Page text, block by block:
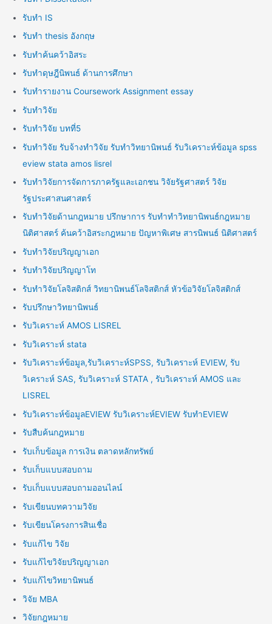
รับทำ IS
รับทำ thesis อังกฤษ
รับทำค้นคว้าอิสระ
รับทำดุษฎีนิพนธ์ ด้านการศึกษา
รับทำรายงาน Coursework Assignment essay
รับทำวิจัย
รับทำวิจัย บทที่5
รับทำวิจัย รับจ้างทำวิจัย รับทำวิทยานิพนธ์ รับวิเคราะห์ข้อมูล spss
eview stata amos lisrel
รับทำวิจัยการจัดการภาครัฐและเอกชน วิจัยรัฐศาสตร์ วิจัย
รัฐประศาสนศาสตร์
รับทำวิจัยด้านกฎหมาย ปรึกษาการ รับทำทำวิทยานิพนธ์กฎหมาย
นิติศาสตร์ ค้นคว้าอิสระกฎหมาย ปัญหาพิเศษ สารนิพนธ์ นิติศาสตร์
รับทำวิจัยปริญญาเอก
รับทำวิจัยปริญญาโท
รับทำวิจัยโลจิสติกส์ วิทยานิพนธ์โลจิสติกส์ หัวข้อวิจัยโลจิสติกส์
รับปรึกษาวิทยานิพนธ์
รับวิเคราะห์ AMOS LISREL
รับวิเคราะห์ stata
รับวิเคราะห์ข้อมูล,รับวิเคราะห์SPSS, รับวิเคราะห์ EVIEW, รับ
วิเคราะห์ SAS, รับวิเคราะห์ STATA , รับวิเคราะห์ AMOS และ
LISREL
รับวิเคราะห์ข้อมูลEVIEW รับวิเคราะห์EVIEW รับทำEVIEW
รับสืบค้นกฎหมาย
รับเก็บข้อมูล การเงิน ตลาดหลักทรัพย์
รับเก็บแบบสอบถาม
รับเก็บแบบสอบถามออนไลน์
รับเขียนบทความวิจัย
รับเขียนโครงการสินเชื่อ
รับแก้ไข วิจัย
รับแก้ไขวิจัยปริญญาเอก
รับแก้ไขวิทยานิพนธ์
วิจัย MBA
วิจัยกฎหมาย